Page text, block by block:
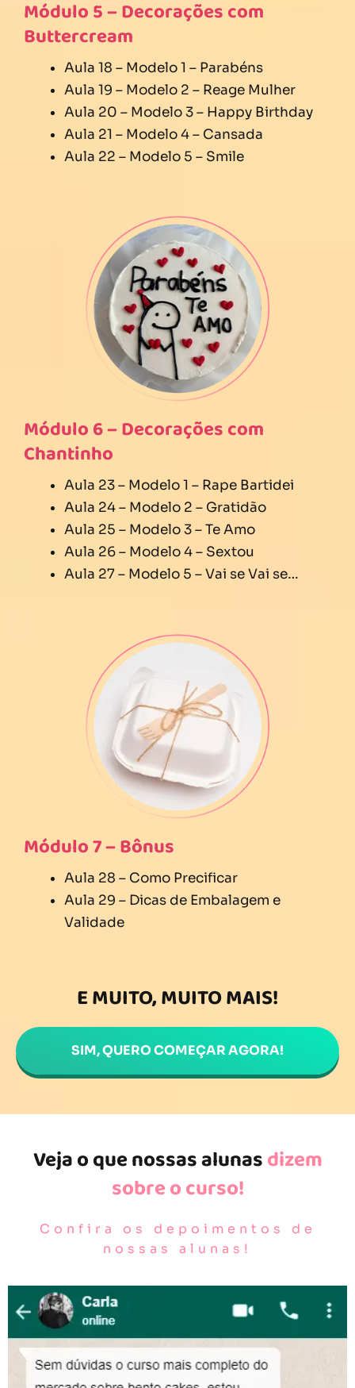
Módulo 5 – Decorações com
Buttercream
Aula 18 – Modelo 1 – Parabéns
Aula 19 – Modelo 2 – Reage Mulher
Aula 20 – Modelo 3 – Happy Birthday
Aula 21 – Modelo 4 – Cansada
Aula 22 – Modelo 5 – Smile
Módulo 6 – Decorações com
Chantinho
Aula 23 – Modelo 1 – Rape Bartidei
Aula 24 – Modelo 2 – Gratidão
Aula 25 – Modelo 3 – Te Amo
Aula 26 – Modelo 4 – Sextou
Aula 27 – Modelo 5 – Vai se Vai se…
Módulo 7 – Bônus
Aula 28 – Como Precificar
Aula 29 – Dicas de Embalagem e
Validade
E MUITO, MUITO MAIS!
SIM, QUERO COMEÇAR AGORA!
Veja o que nossas alunasdizem
sobre o curso!
Confira os depoimentos de
nossas alunas!